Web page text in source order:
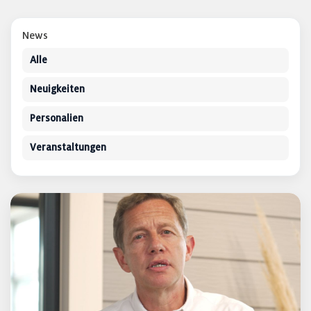
News
Alle
Neuigkeiten
Personalien
Veranstaltungen